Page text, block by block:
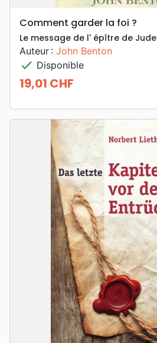
Comment garder la foi ?
Le message de l' épître de Jude
Auteur : John Benton
check Disponible
Prix
19,01 CHF